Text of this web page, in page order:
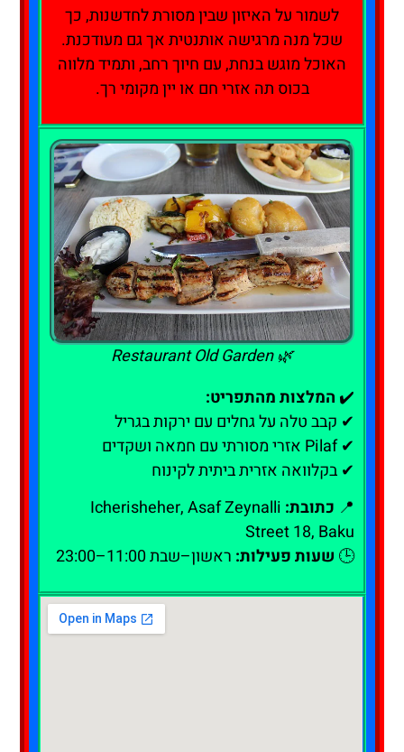
לשמור על האיזון שבין מסורת לחדשנות, כך
שכל מנה מרגישה אותנטית אך גם מעודכנת.
האוכל מוגש בנחת, עם חיוך רחב, ותמיד מלווה
בכוס תה אזרי חם או יין מקומי רך.
🌿 Restaurant Old Garden
✔️ המלצות מהתפריט:
✔ קבב טלה על גחלים עם ירקות בגריל
✔ Pilaf אזרי מסורתי עם חמאה ושקדים
✔ בקלוואה אזרית ביתית לקינוח
📍 כתובת: Icherisheher, Asaf Zeynalli
Street 18, Baku
🕒 שעות פעילות: ראשון–שבת 11:00–23:00